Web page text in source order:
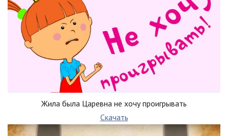
Жила была Царевна не хочу проигрывать
Скачать